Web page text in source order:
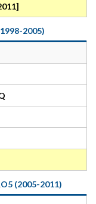
2005)
(2005-2011)